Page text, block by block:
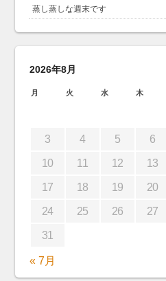
蒸し蒸しな週末です
2026年8月
月 火 水 木
3 4 5 6
10 11 12 13
17 18 19 20
24 25 26 27
31
« 7月